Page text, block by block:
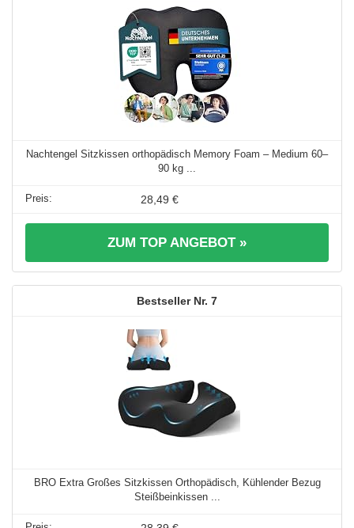
Nachtengel Sitzkissen orthopädisch Memory Foam – Medium 60–
90 kg ...
28,49 €
ZUM TOP ANGEBOT »
7
BRO Extra Großes Sitzkissen Orthopädisch, Kühlender Bezug
Steißbeinkissen ...